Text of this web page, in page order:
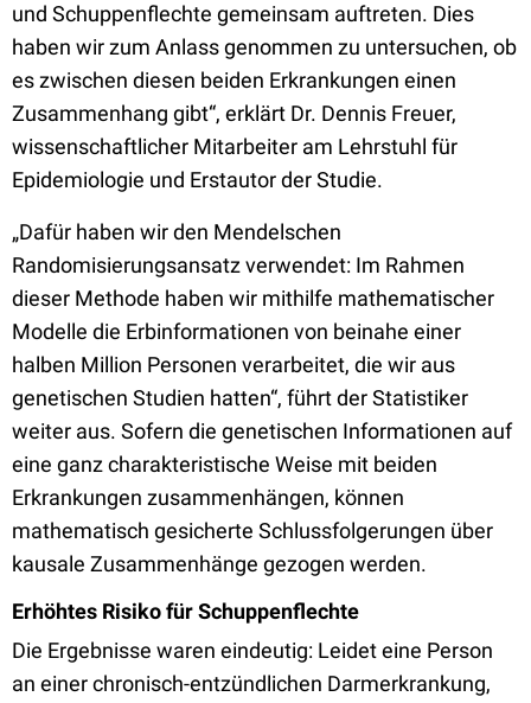
und Schuppenflechte gemeinsam auftreten. Dies
haben wir zum Anlass genommen zu untersuchen, ob
es zwischen diesen beiden Erkrankungen einen
Zusammenhang gibt“, erklärt Dr. Dennis Freuer,
wissenschaftlicher Mitarbeiter am Lehrstuhl für
Epidemiologie und Erstautor der Studie.
„Dafür haben wir den Mendelschen
Randomisierungsansatz verwendet: Im Rahmen
dieser Methode haben wir mithilfe mathematischer
Modelle die Erbinformationen von beinahe einer
halben Million Personen verarbeitet, die wir aus
genetischen Studien hatten“, führt der Statistiker
weiter aus. Sofern die genetischen Informationen auf
eine ganz charakteristische Weise mit beiden
Erkrankungen zusammenhängen, können
mathematisch gesicherte Schlussfolgerungen über
kausale Zusammenhänge gezogen werden.
Erhöhtes Risiko für Schuppenflechte
Die Ergebnisse waren eindeutig: Leidet eine Person
an einer chronisch-entzündlichen Darmerkrankung,